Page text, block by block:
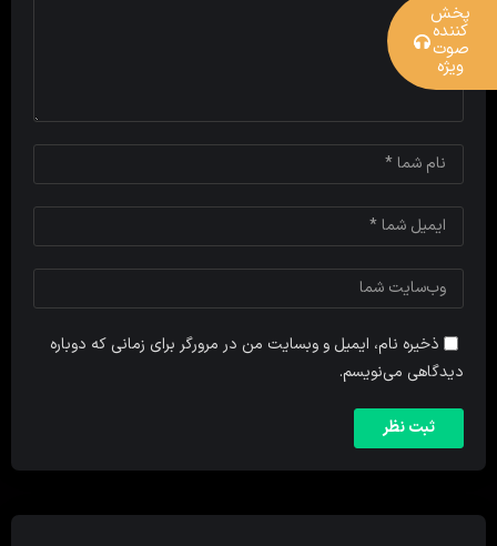
ذخیره نام، ایمیل و وبسایت من در مرورگر برای زمانی که دوباره
دیدگاهی می‌نویسم.
پخش
کننده
صوت
ویژه